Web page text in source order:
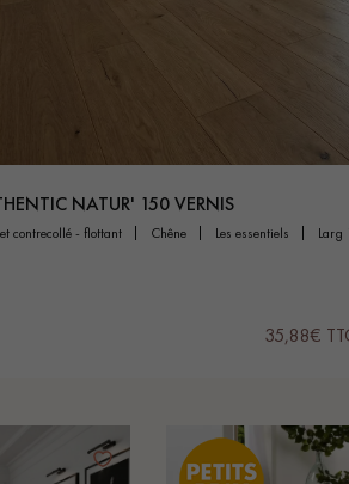
Obtenez un devis
NATUR' 150 VERNIS
contrecollé - flottant chêne les essentiels larg
35,88€